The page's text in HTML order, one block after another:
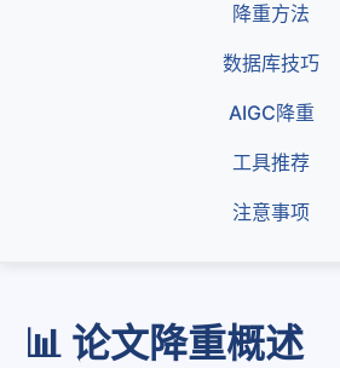
降重方法
数据库技巧
AIGC降重
工具推荐
注意事项
📊 论文降重概述